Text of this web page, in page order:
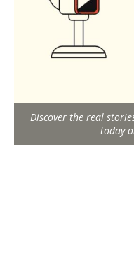
Discover the real
today